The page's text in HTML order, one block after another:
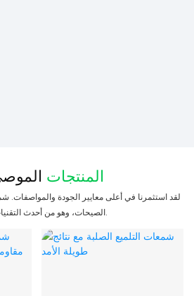
المنتجات
لقد استثمرنا في أعلى معايير الجودة والمواصفات.
الصيحات، وهو من أحدث التقنيات المتاحة.